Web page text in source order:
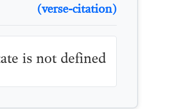
(verse-citation)
is not defined